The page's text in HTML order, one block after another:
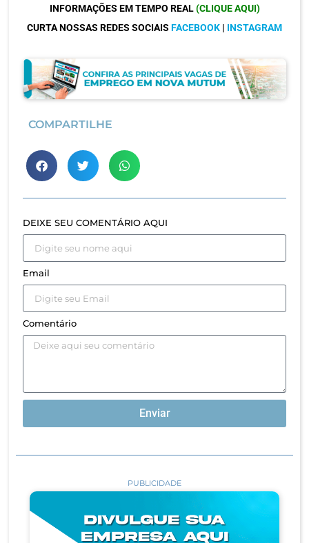
INFORMAÇÕES EM TEMPO REAL(CLIQUE AQUI)
CURTA NOSSAS REDES SOCIAIS FACEBOOK | INSTAGRAM
COMPARTILHE
DEIXE SEU COMENTÁRIO AQUI
Email
Comentário
Enviar
PUBLICIDADE